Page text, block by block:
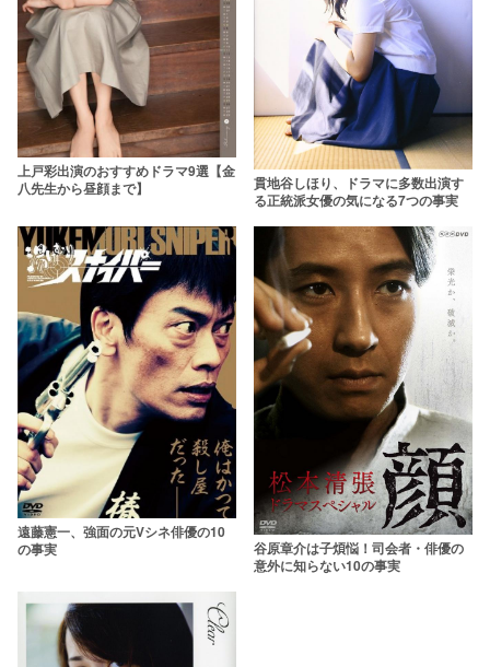
上戸彩出演のおすすめドラマ9選【金
八先生から昼顔まで】
貫地谷しほり、ドラマに多数出演す
る正統派女優の気になる7つの事実
遠藤憲一、強面の元Vシネ俳優の10
の事実
谷原章介は子煩悩！司会者・俳優の
意外に知らない10の事実